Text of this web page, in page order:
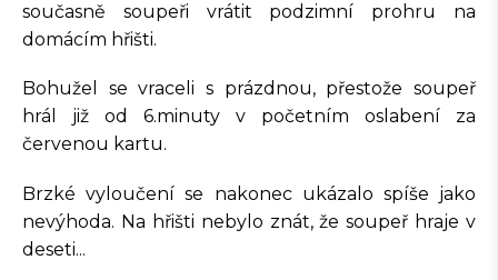
současně soupeři vrátit podzimní prohru na
domácím hřišti.
Bohužel se vraceli s prázdnou, přestože soupeř
hrál již od 6.minuty v početním oslabení za
červenou kartu.
Brzké vyloučení se nakonec ukázalo spíše jako
nevýhoda. Na hřišti nebylo znát, že soupeř hraje v
deseti...